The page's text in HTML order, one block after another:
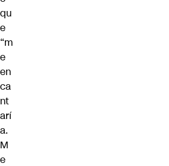
qu
e
“m
e
en
ca
nt
arí
a.
M
e